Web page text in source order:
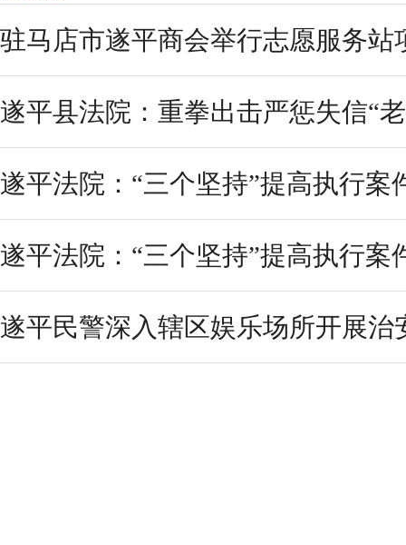
驻马店市遂平商会举行志愿服务站
遂平县法院：重拳出击严惩失信“
遂平法院：“三个坚持”提高执行案
遂平法院：“三个坚持”提高执行案
遂平民警深入辖区娱乐场所开展治